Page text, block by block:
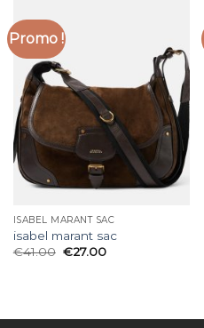
Promo !
ISABEL MARANT SAC
isabel marant sac
€41.00 €27.00